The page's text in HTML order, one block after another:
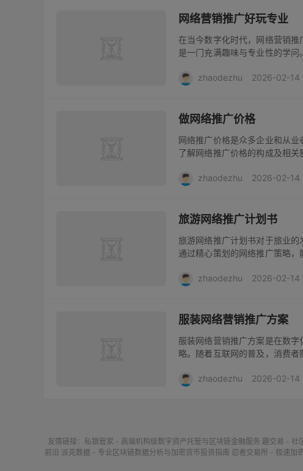
网络营销推广好玩专业
在当今数字化时代，网络营销
是一门充满趣味与专业性的学
限，利用各种新奇的手段和形式
zhaodezhu 2026-02-14
做网络推广价格
网络推广价格是众多企业和从业
了解网络推广价格的构成及相
是一种较为长期且成本相对稳定
zhaodezhu 2026-02-14
旅游网络推广计划书
旅游网络推广计划书对于旅业的
通过精心策划的网络推广策略，
推广方向。例如，年轻背包客更
zhaodezhu 2026-02-14
服装网络营销推广方案
服装网络营销推广方案是在数
略。随着互联网的普及，消费
入分析不同年龄、性别、地域、
zhaodezhu 2026-02-14
友情链接： 私银管家 - 高端机构级数字资产托管与区块链金融服务 趣交易 - 社
前沿 派克数据 - 专业区块链数据分析与加密货币投资指南 忍者交易所 - 极速加